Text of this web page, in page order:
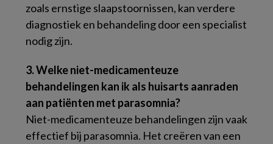
zoals ernstige slaapstoornissen, kan verdere
diagnostiek en behandeling door een specialist
nodig zijn.
3. Welke niet-medicamenteuze
behandelingen kan ik als huisarts aanraden
aan patiënten met parasomnia?
Niet-medicamenteuze behandelingen zijn vaak
effectief bij parasomnia. Het creëren van een